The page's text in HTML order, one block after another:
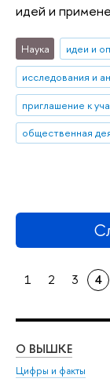
идей и
Наука идеи и
исследования и
приглашение к
общественная
1 2 3 4
О ВЫШКЕ
Цифры и факты